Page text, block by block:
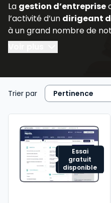
La gestion d’entreprise
l’activité d’un dirigeant
à un grand nombre de
comptabilité, de la finance
moyen de la
juridique, contrats
réglementaire et légal de
de ressources
Trier par
Essai
gratuit
disponible